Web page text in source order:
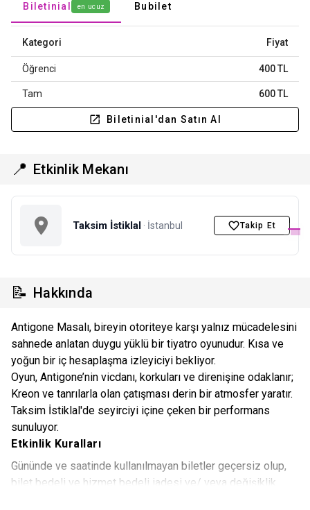
Biletinial en ucuz Bubilet
Kategori Fiyat
Öğrenci 400 TL
Tam 600 TL
Biletinial'dan Satın Al
📍 Etkinlik Mekanı
Taksim İstiklal · İstanbul Takip Et
📝 Hakkında
Antigone Masalı, bireyin otoriteye karşı yalnız mücadelesini
sahnede anlatan duygu yüklü bir tiyatro oyunudur. Kısa ve
yoğun bir iç hesaplaşma izleyiciyi bekliyor.
Oyun, Antigone’nin vicdanı, korkuları ve direnişine odaklanır;
Kreon ve tanrılarla olan çatışması derin bir atmosfer yaratır.
Taksim İstiklal'de seyirciyi içine çeken bir performans
sunuluyor.
Etkinlik Kuralları
Gününde ve saatinde kullanılmayan biletler geçersiz olup,
bilet bedeli ve hizmet bedeli iadesi ve/ veya değişiklik